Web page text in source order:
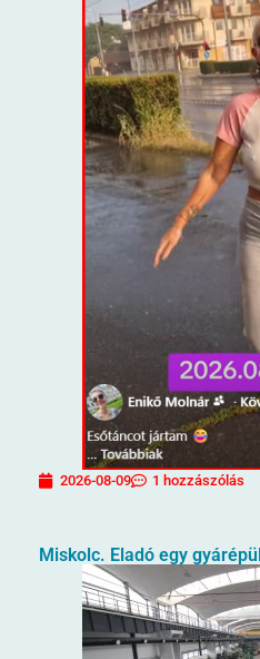
2026-08-09 1 hozzászólás
Miskolc. Eladó egy